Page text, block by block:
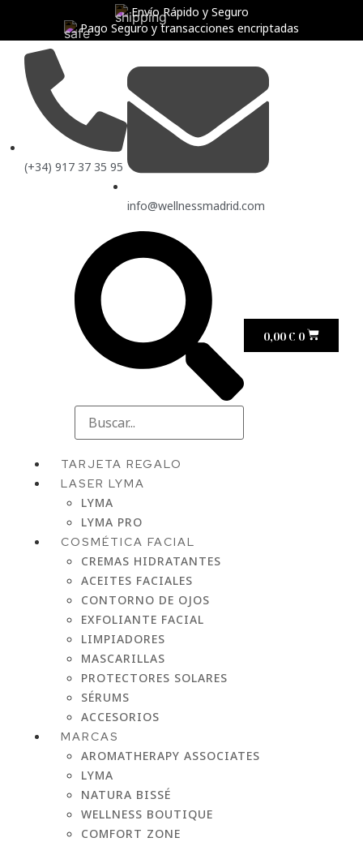
Envío Rápido y Seguro
Pago Seguro y transacciones encriptadas
(+34) 917 37 35 95
info@wellnessmadrid.com
0,00€ 0
TARJETA REGALO
LASER LYMA
LYMA
LYMA PRO
COSMÉTICA FACIAL
CREMAS HIDRATANTES
ACEITES FACIALES
CONTORNO DE OJOS
EXFOLIANTE FACIAL
LIMPIADORES
MASCARILLAS
PROTECTORES SOLARES
SÉRUMS
ACCESORIOS
MARCAS
AROMATHERAPY ASSOCIATES
LYMA
NATURA BISSÉ
WELLNESS BOUTIQUE
COMFORT ZONE